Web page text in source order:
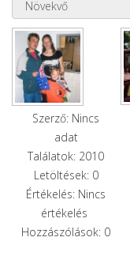
Szerző: Nincs
adat
Találatok: 2010
Letöltések: 0
Értékelés: Nincs
értékelés
Hozzászólások: 0